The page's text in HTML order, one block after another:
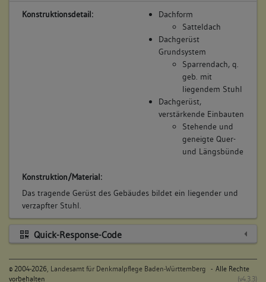
Konstruktionsdetail:
Dachform
Satteldach
Dachgerüst
Grundsystem
Sparrendach, q.
geb. mit
liegendem Stuhl
Dachgerüst,
verstärkende Einbauten
Stehende und
geneigte Quer-
und Längsbünde
Konstruktion/Material:
Das tragende Gerüst des Gebäudes bildet ein liegender und
verzapfter Stuhl.
Quick-Response-Code
© 2004-2026, Landesamt für Denkmalpflege Baden-Württemberg
- Alle Rechte
vorbehalten
(v4.3.3)